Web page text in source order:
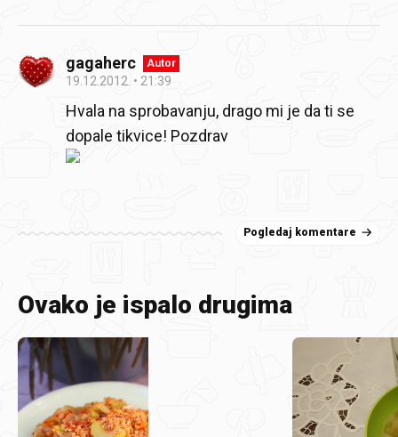
gagaherc Autor
19.12.2012. 21:39
Hvala na sprobavanju, drago mi je da ti se
dopale tikvice! Pozdrav
Pogledaj komentare
Ovako je ispalo drugima